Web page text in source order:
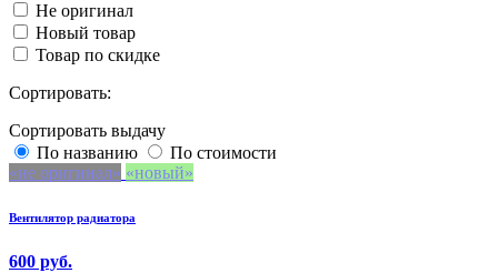
Не оригинал
Новый товар
Товар по скидке
Сортировать:
Сортировать выдачу
По названию
По стоимости
не оригинал
новый
Вентилятор радиатора
600 руб.